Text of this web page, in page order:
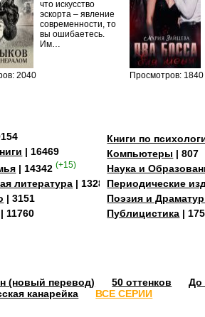
2040
что искусство
эскорта – явление
современности, то
вы ошибаетесь.
Им…
Просмотров: 1840
| 16469
| 14342 (+15)
литература | 13284
| 3151
| 11760
Книги по
Компьютеры | 807
Наука и
Периодические
Поэзия и
Публицистика |
(новый перевод) 50 оттенков До
канарейка ВСЕ СЕРИИ